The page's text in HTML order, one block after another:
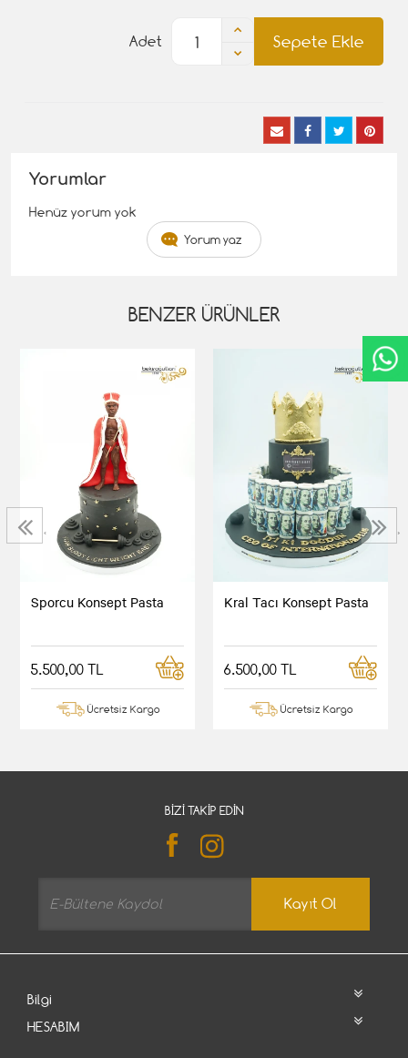
Sepete Ekle
Adet
Yorumlar
Henüz yorum yok
Yorum yaz
BENZER ÜRÜNLER
Sporcu Konsept Pasta
5.500,00 TL
Ücretsiz Kargo
Kral Tacı Konsept Pasta
6.500,00 TL
Ücretsiz Kargo
‹ ›
BIZI TAKIP EDIN
Kayıt Ol
Bilgi
HESABIM